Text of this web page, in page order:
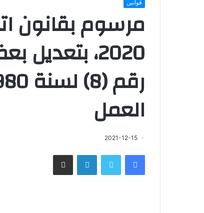
قوانين
2020،
العمل
2021-12-15
فيسبوك تويتر لينكدإن مشاركة عبر البريد